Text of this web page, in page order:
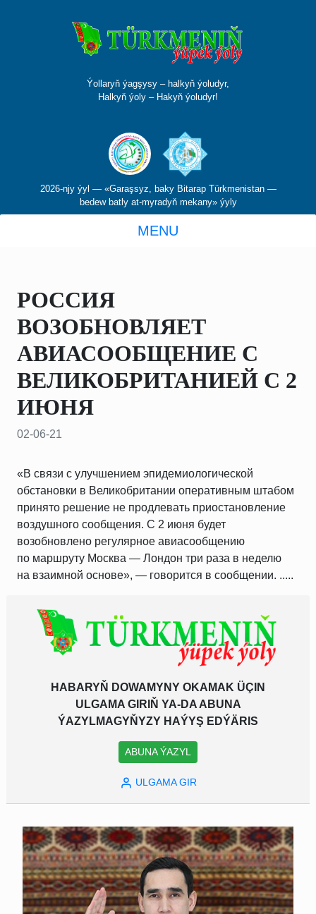
Ýollaryň ýagşysy – halkyň ýoludyr,
Halkyň ýoly – Hakyň ýoludyr!
2026-njy ýyl — «Garaşsyz, baky Bitarap Türkmenistan —
bedew batly at-myradyň mekany» ýyly
MENU
РОССИЯ
ВОЗОБНОВЛЯЕТ
АВИАСООБЩЕНИЕ С
ВЕЛИКОБРИТАНИЕЙ С 2
ИЮНЯ
02-06-21
«В связи с улучшением эпидемиологической
обстановки в Великобритании оперативным штабом
принято решение не продлевать приостановление
воздушного сообщения. С 2 июня будет
возобновлено регулярное авиасообщению
по маршруту Москва — Лондон три раза в неделю
на взаимной основе», — говорится в сообщении. .....
HABARYŇ DOWAMYNY OKAMAK ÜÇIN
ULGAMA GIRIŇ YA-DA ABUNA
ÝAZYLMAGYŇYZY HAÝYŞ EDÝÄRIS
ABUNA ÝAZYL
ULGAMA GIR